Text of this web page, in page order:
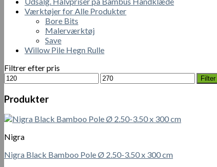
Værktøjer for Alle Produkter
Bore Bits
Malerværktøj
Save
Willow Pile Hegn Rulle
Filtrer efter pris
Mindste
pris
Højeste
pris
Filter
Produkter
Nigra
Nigra Black Bamboo Pole Ø 2.50-3.50 x 300 cm